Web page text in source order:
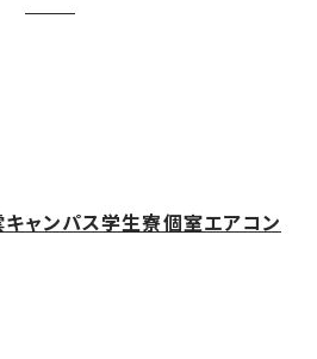
ャンパス学生寮個室エアコン